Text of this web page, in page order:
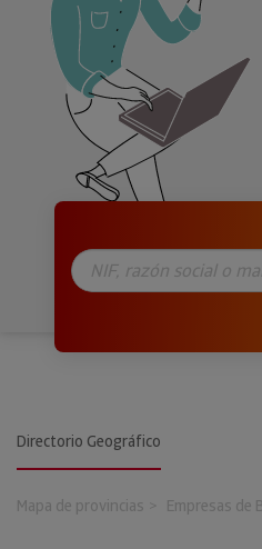
Directorio Geográfico
Mapa de provincias Empresas de